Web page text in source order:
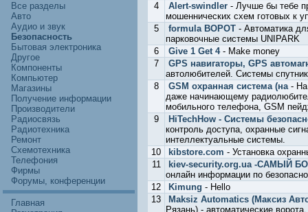
Все разделы
Авто
Аудио и звук
Безопасность
Бытовая электроника
Другое
Компоненты
Компьютер
Магазины
Получение информации
Производители
Радиосвязь
Радиотехника
Ремонт
Схемотехника
Телефония
Фирмы
Форумы, конференции
Главная
4
Alert-swindler - Лучше бы тебе
мошеннических схем готовых к
5
formula ВОРОТ - Автоматика
парковочные системы UNIPARK
6
Give 1 Get 4- Make money
7
GPS навигаторы, GPS
автолюбителей. Системы
8
GSM охранная система (на- На
даже начинающему
мобильного телефона, GSM
9
HiTechHow - Системы
контроль доступа, охранные
интеллектуальные системы.
10
kibstore.com - Установка
11
kiev-security.org.ua -САМЫЙ
онлайн информации по
12
Kimung - Hello
13
Maksiz Automatics (Максиз
Рязань) - автоматические